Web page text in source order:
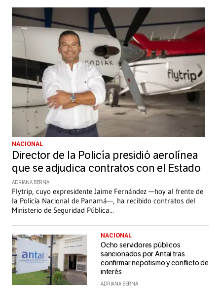
NACIONAL
Director de la Policía presidió aerolínea
que se adjudica contratos con el Estado
ADRIANA BERNA
Flytrip, cuyo expresidente Jaime Fernández —hoy al frente de
la Policía Nacional de Panamá—, ha recibido contratos del
Ministerio de Seguridad Pública...
NACIONAL
Ocho servidores públicos
sancionados por Antai tras
confirmar nepotismo y conflicto de
interés
ADRIANA BERNA